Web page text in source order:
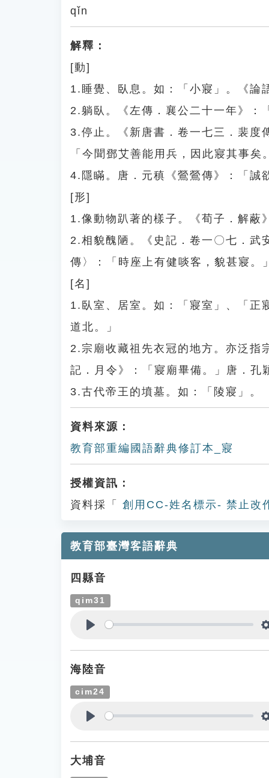
qǐn
解釋：
[動]
1.睡覺、臥息。如：「小寢」。《論
2.躺臥。《左傳．襄公二十一年》：
3.停止。《新唐書．卷一七三．裴度
「今聞鄧艾善能用兵，因此寢其事矣
4.隱瞞。唐．元稹《鶯鶯傳》：「誠
[形]
1.像動物趴著的樣子。《荀子．解蔽
2.相貌醜陋。《史記．卷一〇七．武
傳〉：「時座上有健啖客，貌甚寢。」
[名]
1.臥室、居室。如：「寢室」、「正
道北。」
2.宗廟收藏祖先衣冠的地方。亦泛指
記．月令》：「寢廟畢備。」唐．孔
3.古代帝王的墳墓。如：「陵寢」。
資料來源：
教育部重編國語辭典修訂本_寢
授權資訊：
資料採「
創用CC-姓名標示- 禁止改
教育部臺灣客語辭典
四縣音
qim31
海陸音
cim24
大埔音